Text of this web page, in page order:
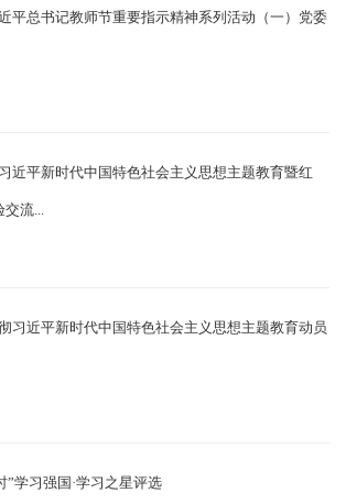
平总书记教师节重要指示精神系列活动（一）党委
近平新时代中国特色社会主义思想主题教育暨红
交流...
习近平新时代中国特色社会主义思想主题教育动员
”学习强国·学习之星评选